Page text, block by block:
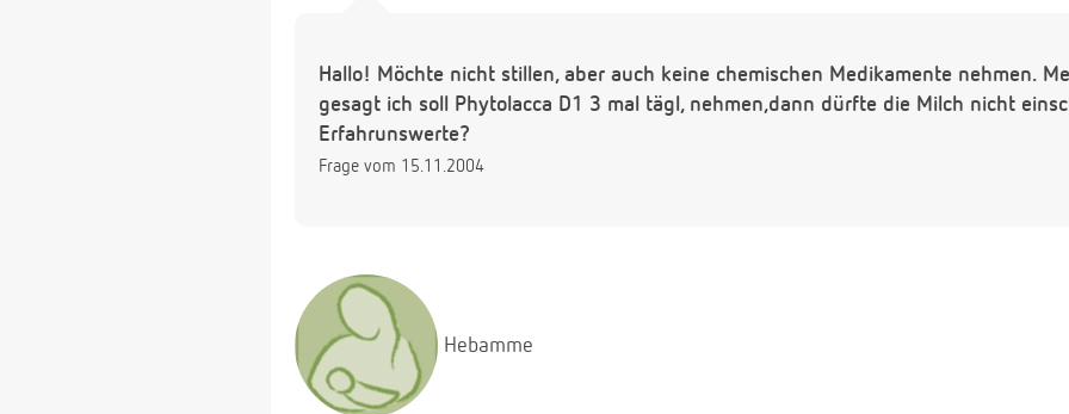
Hallo! Möchte nicht stillen, aber auch keine chemischen Medikamente nehmen.
gesagt ich soll Phytolacca D1 3 mal tägl, nehmen,dann dürfte die Milch nicht
Erfahrunswerte?
Frage vom 15.11.2004
Hebamme